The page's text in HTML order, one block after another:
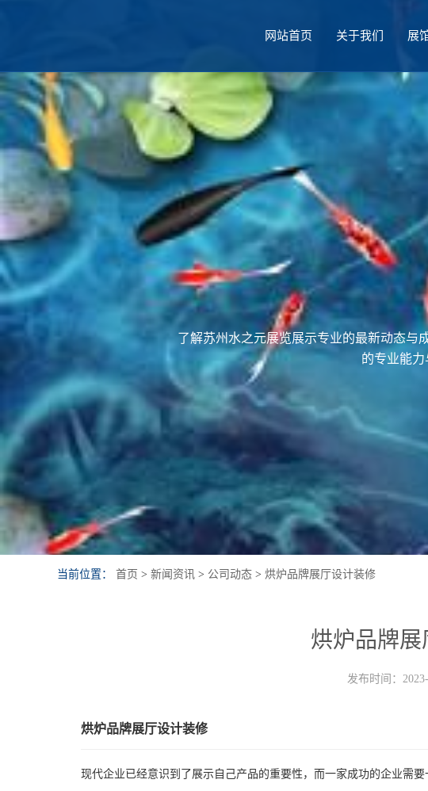
网站首页 关于我们 展
了解苏州水之元展览展示专业的最新动态与
的专业能力
当前位置： 首页 > 新闻资讯 > 公司动态 > 烘炉品牌展厅设计装修
烘炉品牌
发布时间：
烘炉品牌展厅设计装修
现代企业已经意识到了展示自己产品的重要性，而一家成功的企业需